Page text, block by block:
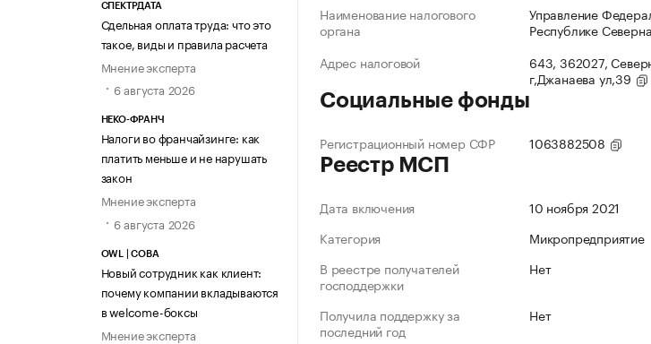
СПЕКТРДАТА
Сдельная оплата труда: что это
такое, виды и правила расчета
Мнение эксперта
6 августа 2026
НЕКО-ФРАНЧ
Налоги во франчайзинге: как
платить меньше и не нарушать
закон
Мнение эксперта
6 августа 2026
OWL | СОВА
Новый сотрудник как клиент:
почему компании вкладываются
в welcome-боксы
Мнение эксперта
Наименование налогового
органа
Управление
Республике
Адрес налоговой
643, 362027,
г,Джанаева ул,39
Социальные фонды
Регистрационный номер СФР 1063882508
Реестр МСП
Дата включения
10 ноября 2021
Категория
Микропредприятие
В реестре получателей
господдержки
Нет
Получила поддержку за
последний год
Нет